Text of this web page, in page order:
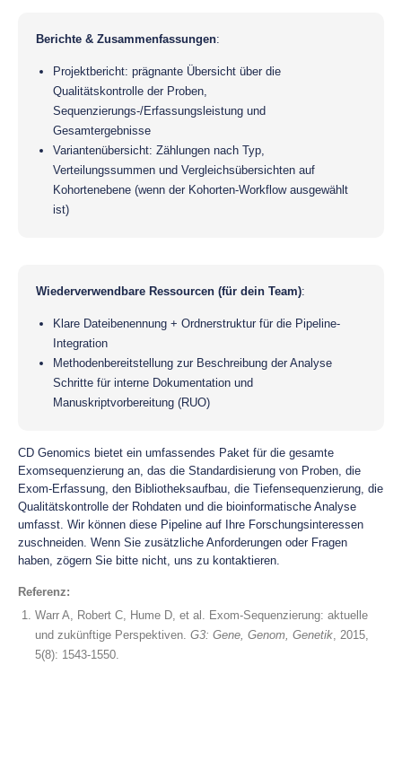
Berichte & Zusammenfassungen:
Projektbericht: prägnante Übersicht über die
Qualitätskontrolle der Proben,
Sequenzierungs-/Erfassungsleistung und
Gesamtergebnisse
Variantenübersicht: Zählungen nach Typ,
Verteilungssummen und Vergleichsübersichten auf
Kohortenebene (wenn der Kohorten-Workflow ausgewählt
ist)
Wiederverwendbare Ressourcen (für dein Team):
Klare Dateibenennung + Ordnerstruktur für die Pipeline-
Integration
Methodenbereitstellung zur Beschreibung der Analyse
Schritte für interne Dokumentation und
Manuskriptvorbereitung (RUO)
CD Genomics bietet ein umfassendes Paket für die gesamte
Exomsequenzierung an, das die Standardisierung von Proben, die
Exom-Erfassung, den Bibliotheksaufbau, die Tiefensequenzierung, die
Qualitätskontrolle der Rohdaten und die bioinformatische Analyse
umfasst. Wir können diese Pipeline auf Ihre Forschungsinteressen
zuschneiden. Wenn Sie zusätzliche Anforderungen oder Fragen
haben, zögern Sie bitte nicht, uns zu kontaktieren.
Referenz:
Warr A, Robert C, Hume D, et al. Exom-Sequenzierung: aktuelle
und zukünftige Perspektiven. G3: Gene, Genom, Genetik, 2015,
5(8): 1543-1550.